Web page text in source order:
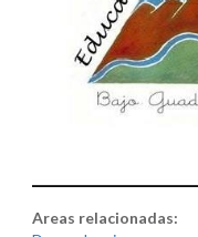
Areas relacionadas: